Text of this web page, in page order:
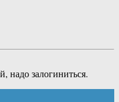
надо залогиниться.